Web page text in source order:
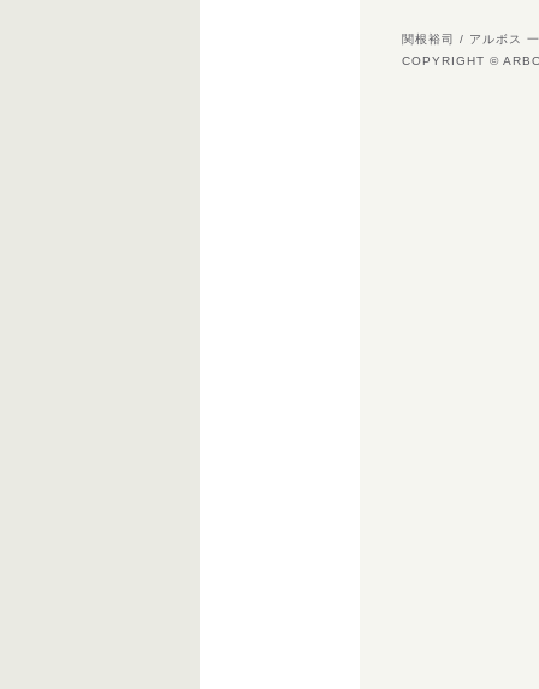
関根裕司 / アルボス
COPYRIGHT ©